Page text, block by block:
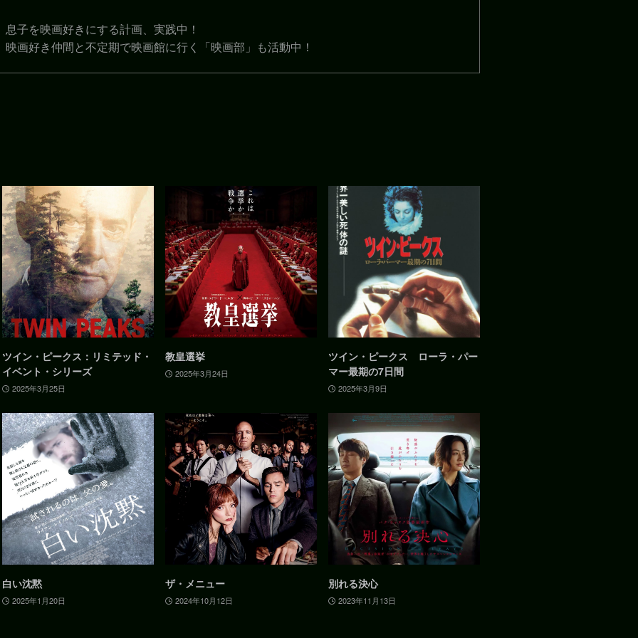
息子を映画好きにする計画、実践中！
映画好き仲間と不定期で映画館に行く「映画部」も活動中！
ツイン・ピークス：リミテッド・
イベント・シリーズ
2025年3月25日
教皇選挙
2025年3月24日
ツイン・ピークス ローラ・パー
マー最期の7日間
2025年3月9日
白い沈黙
2025年1月20日
ザ・メニュー
2024年10月12日
別れる決心
2023年11月13日